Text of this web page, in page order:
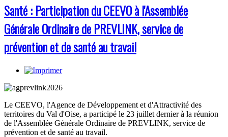
Santé : Participation du CEEVO à l'Assemblée
Générale Ordinaire de PREVLINK, service de
prévention et de santé au travail
Le CEEVO, l'Agence de Développement et d'Attractivité des
territoires du Val d'Oise, a participé le 23 juillet dernier à la réunion
de l'Assemblée Générale Ordinaire de PREVLINK, service de
prévention et de santé au travail.